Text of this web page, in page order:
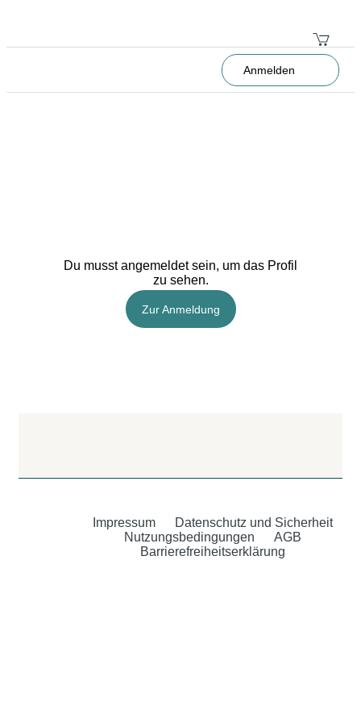
Anmelden
Du musst angemeldet sein, um das Profil
zu sehen.
Zur Anmeldung
Impressum
Datenschutz und Sicherheit
Nutzungsbedingungen
AGB
Barrierefreiheitserklärung